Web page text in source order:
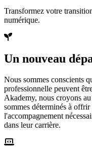
Transformez votre
numérique.
Un nouveau
Nous sommes conscients
professionnelle peuvent
Akademy, nous croyons
sommes déterminés à
l'accompagnement
dans leur carrière.